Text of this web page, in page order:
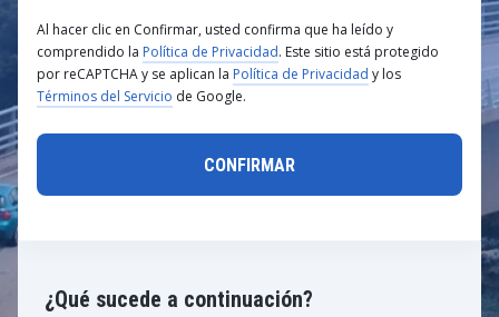
¿Qué sucede a continuación?
Al hacer clic en Confirmar, usted confirma que ha leído y
comprendido la Política de Privacidad. Este sitio está protegido
por reCAPTCHA y se aplican la Política de Privacidad y los
Términos del Servicio de Google.